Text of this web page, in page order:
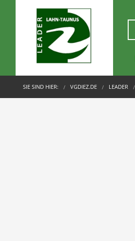
SIE SIND HIER: VGDIEZ.DE LEADER